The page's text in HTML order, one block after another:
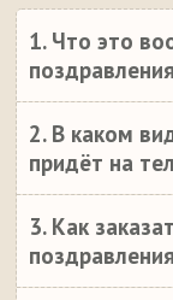
1. Что это
2. В каком
придёт на
3. Как